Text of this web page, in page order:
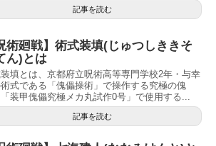
記事を読む
術廻戦】術式装填(じゅつしききそ
ん)とは
填とは、京都府立呪術高等専門学校2年・与幸
式である「傀儡操術」で操作する究極の傀
装甲傀儡究極メカ丸試作0号」で使用する...
記事を読む